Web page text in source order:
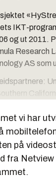
IKT-
og ut 2011.
Research
AS som
sentre for
vi har
på
fra